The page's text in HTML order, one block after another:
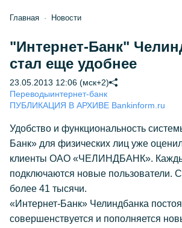
Главная Новости
"Интернет-Банк"
стал еще удобнее
23.05.2013 12:06 (мск+2)
Переводыинтернет-банк
ПУБЛИКАЦИЯ В АРХИВЕ Bankinform.ru
Удобство и функциональность
Банк» для физических лиц уже
клиенты ОАО «ЧЕЛИНДБАНК».
подключаются новые пользователи.
более 41 тысячи.
«Интернет-Банк» Челиндбанка
совершенствуется и пополняется